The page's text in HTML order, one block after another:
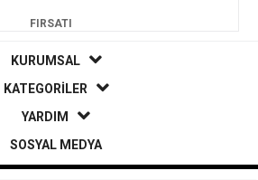
FIRSATI
KURUMSAL
KATEGORİLER
YARDIM
SOSYAL MEDYA